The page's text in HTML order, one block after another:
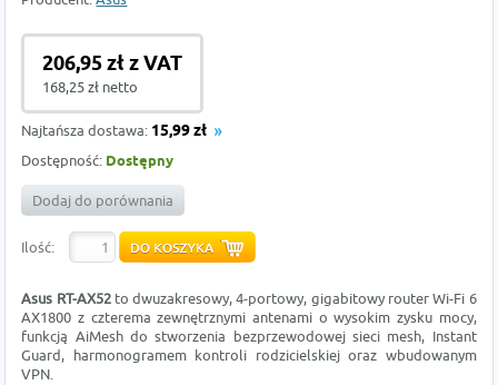
206,95 zł z VAT
168,25 zł netto
Najtańsza dostawa: 15,99 zł
Dostępność: Dostępny
Dodaj do porównania
Ilość:
Asus RT-AX52to dwuzakresowy, 4-portowy, gigabitowy router Wi-Fi 6
AX1800 z czterema zewnętrznymi antenami o wysokim zysku mocy,
funkcją AiMesh do stworzenia bezprzewodowej sieci mesh, Instant
Guard, harmonogramem kontroli rodzicielskiej oraz wbudowanym
VPN.